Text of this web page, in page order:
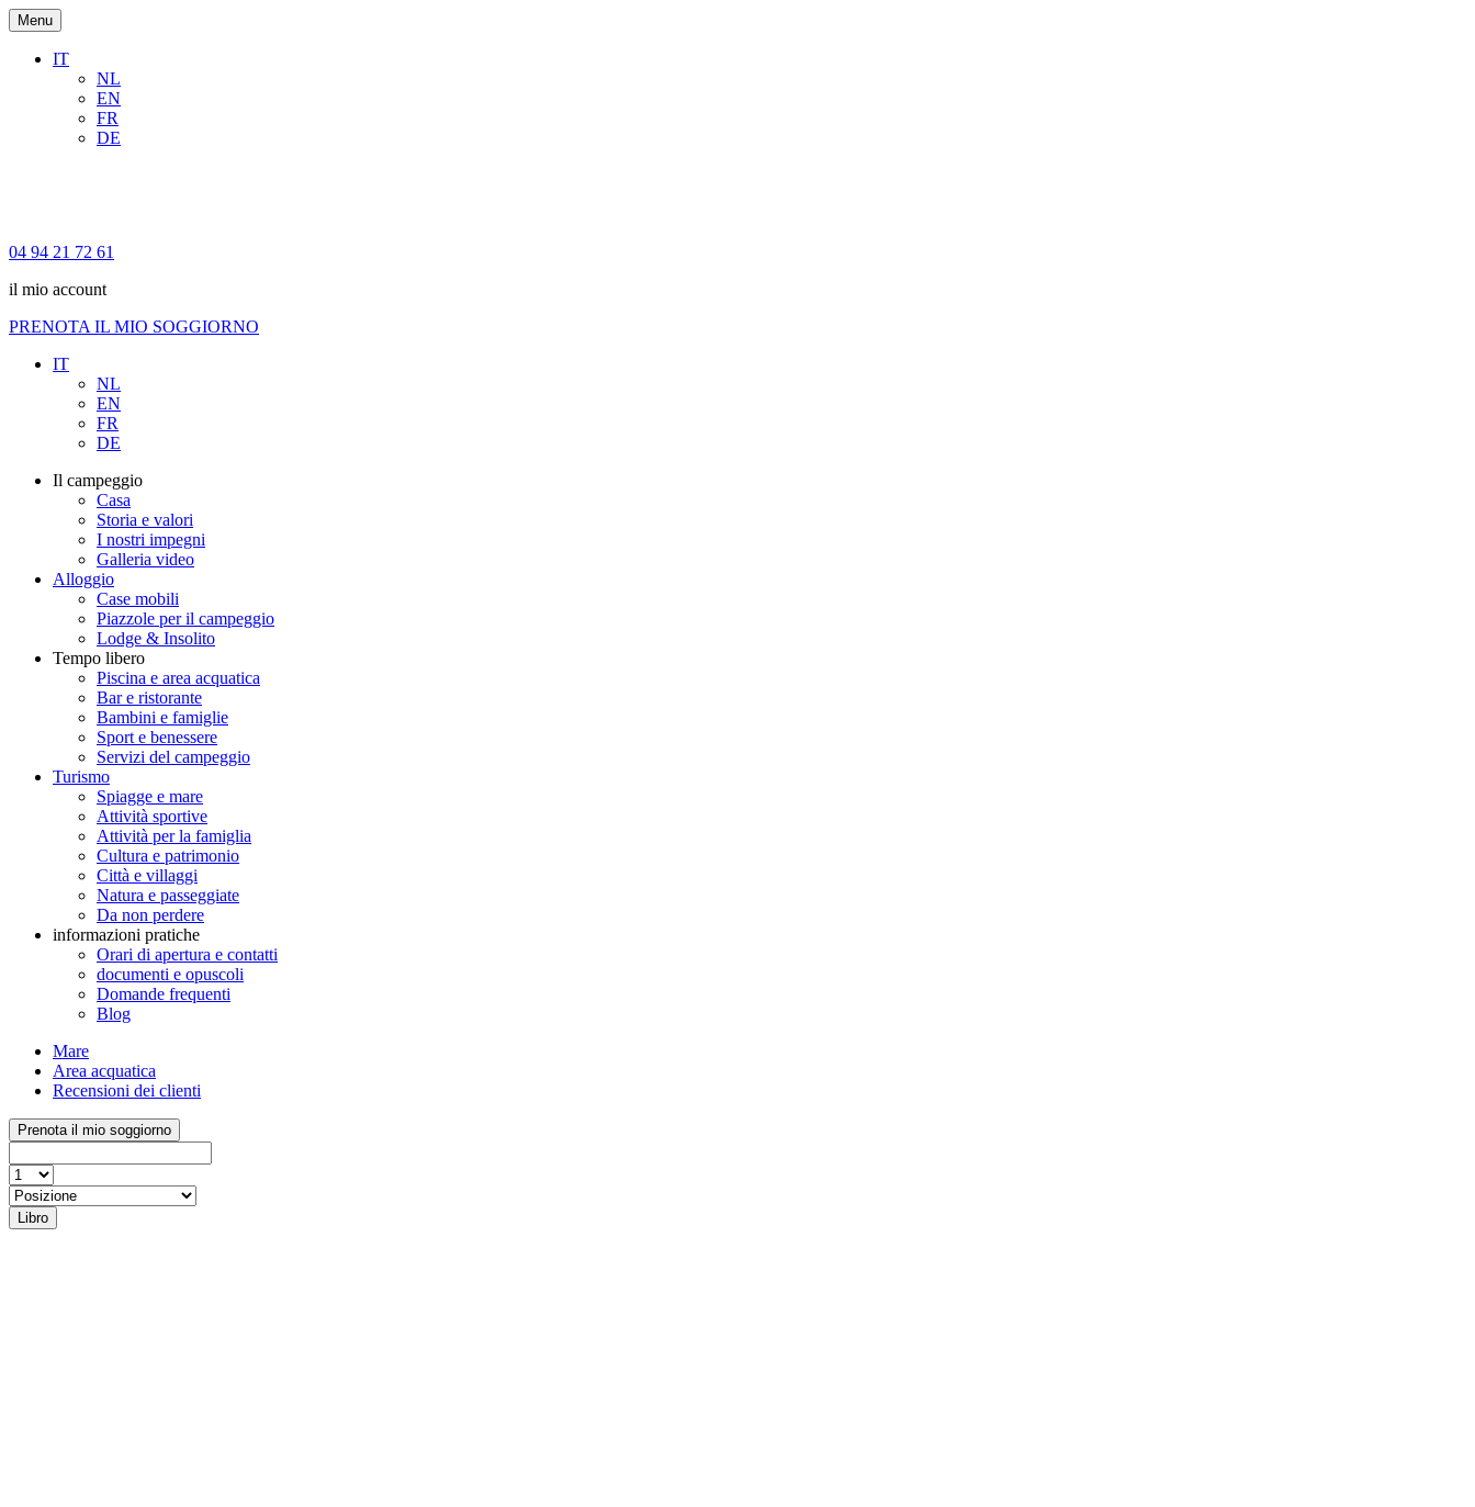
Menu
IT
NL
EN
FR
DE
04 94 21 72 61
il mio account
PRENOTA IL MIO SOGGIORNO
IT
NL
EN
FR
DE
Il campeggio
Casa
Storia e valori
I nostri impegni
Galleria video
Alloggio
Case mobili
Piazzole per il campeggio
Lodge & Insolito
Tempo libero
Piscina e area acquatica
Bar e ristorante
Bambini e famiglie
Sport e benessere
Servizi del campeggio
Turismo
Spiagge e mare
Attività sportive
Attività per la famiglia
Cultura e patrimonio
Città e villaggi
Natura e passeggiate
Da non perdere
informazioni pratiche
Orari di apertura e contatti
documenti e opuscoli
Domande frequenti
Blog
Mare
Area acquatica
Recensioni dei clienti
Prenota il mio soggiorno
Libro